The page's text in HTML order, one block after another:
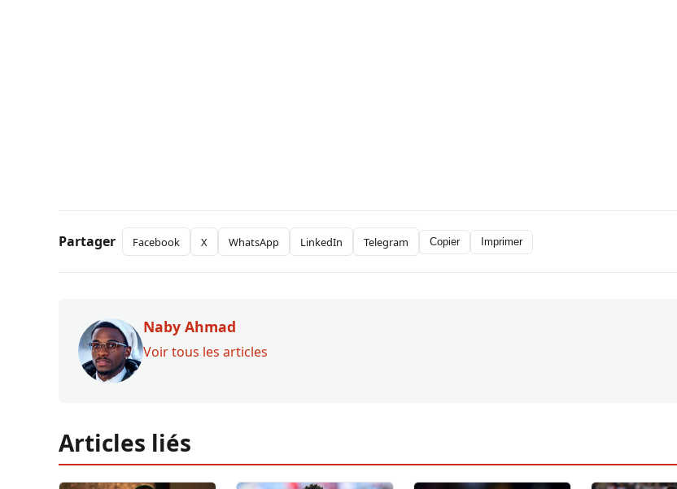
Partager Facebook X WhatsApp LinkedIn Telegram Copier Imprimer
Naby Ahmad
Voir tous les articles
Articles liés